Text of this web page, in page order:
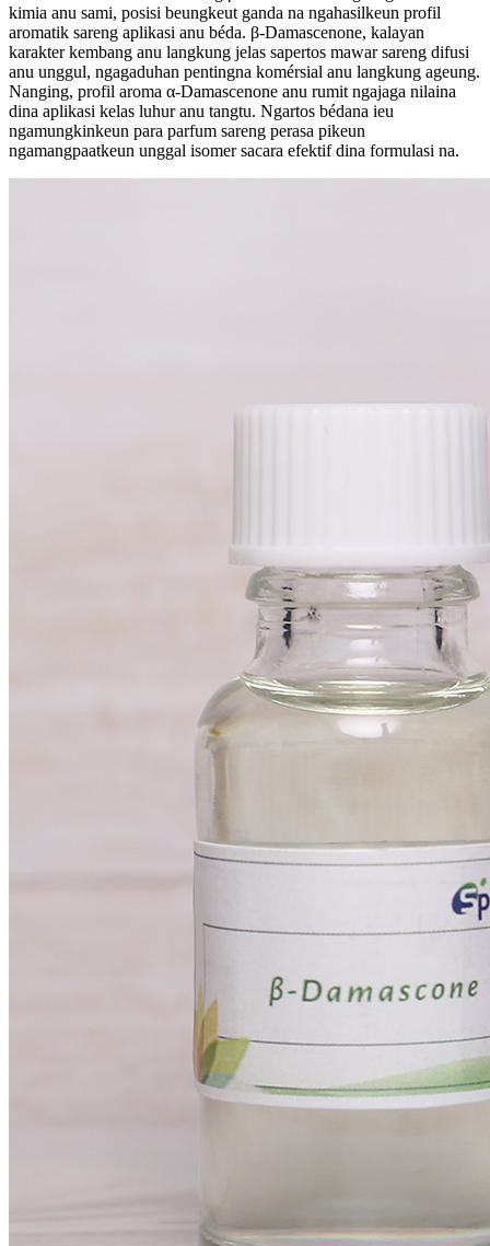
kimia anu sami, posisi beungkeut ganda na ngahasilkeun profil
aromatik sareng aplikasi anu béda. β-Damascenone, kalayan
karakter kembang anu langkung jelas sapertos mawar sareng difusi
anu unggul, ngagaduhan pentingna komérsial anu langkung ageung.
Nanging, profil aroma α-Damascenone anu rumit ngajaga nilaina
dina aplikasi kelas luhur anu tangtu. Ngartos bédana ieu
ngamungkinkeun para parfum sareng perasa pikeun
ngamangpaatkeun unggal isomer sacara efektif dina formulasi na.